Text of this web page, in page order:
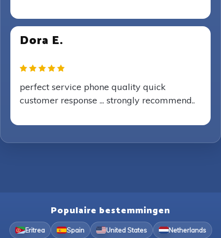
Dora E.
perfect service phone quality quick
customer response ... strongly recommend..
Populaire bestemmingen
Eritrea Spain United States Netherlands